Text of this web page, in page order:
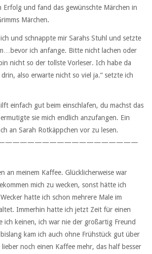
Erfolg und fand das gewünschte Märchen in
Märchen.
ich und schnappte mir Sarahs Stuhl und setzte
ich anfange. Bitte nicht lachen oder
nicht so der tollste Vorleser. Ich habe da
also erwarte nicht so viel ja.“ setzte ich
einfach gut beim einschlafen, du machst das
sie mich endlich anzufangen. Ein
an Sarah Rotkäppchen vor zu lesen.
an meinem Kaffee. Glücklicherweise war
mich zu wecken, sonst hätte ich
hatte ich schon mehrere Male im
Immerhin hatte ich jetzt Zeit für einen
ich keinen, ich war nie der großartig Freund
kam ich auch ohne Frühstück gut über
noch einen Kaffee mehr, das half besser